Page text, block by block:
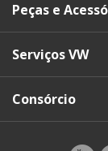
Peças e
Serviços VW
Consórcio